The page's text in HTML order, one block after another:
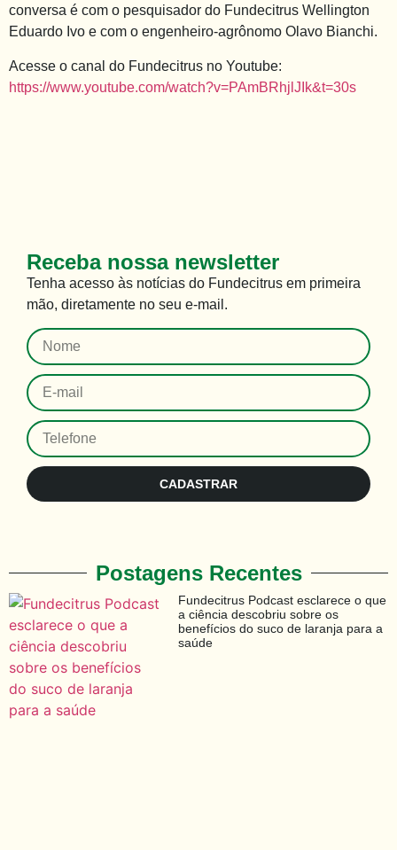
conversa é com o pesquisador do Fundecitrus Wellington
Eduardo Ivo e com o engenheiro-agrônomo Olavo Bianchi.
Acesse o canal do Fundecitrus no Youtube:
https://www.youtube.com/watch?v=PAmBRhjlJIk&t=30s
Fundecitrus Podcast esclarece o que
a ciência descobriu sobre os
benefícios do suco de laranja para a
saúde
Postagens Recentes
Receba nossa newsletter
Tenha acesso às notícias do Fundecitrus em primeira
mão, diretamente no seu e-mail .
CADASTRAR